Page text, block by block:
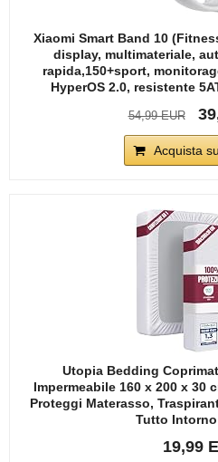
Xiaomi Smart Band 10
display, multimateriale,
rapida,150+sport,
HyperOS 2.0, resistente
54,99 EUR
Acquista
Utopia Bedding
Impermeabile 160 x 200 x 30
Proteggi Materasso,
Tutto
19,99